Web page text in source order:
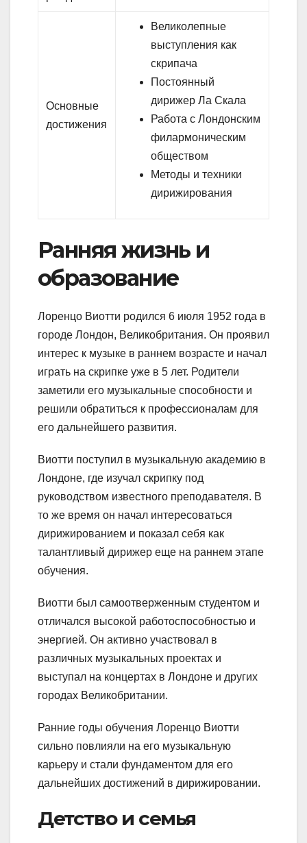
Основные
достижения
Великолепные
выступления как
скрипача
Постоянный
дирижер Ла Скала
Работа с Лондонским
филармоническим
обществом
Методы и техники
дирижирования
Ранняя жизнь и
образование
Лоренцо Виотти родился 6 июля 1952 года в
городе Лондон, Великобритания. Он проявил
интерес к музыке в раннем возрасте и начал
играть на скрипке уже в 5 лет. Родители
заметили его музыкальные способности и
решили обратиться к профессионалам для
его дальнейшего развития.
Виотти поступил в музыкальную академию в
Лондоне, где изучал скрипку под
руководством известного преподавателя. В
то же время он начал интересоваться
дирижированием и показал себя как
талантливый дирижер еще на раннем этапе
обучения.
Виотти был самоотверженным студентом и
отличался высокой работоспособностью и
энергией. Он активно участвовал в
различных музыкальных проектах и
выступал на концертах в Лондоне и других
городах Великобритании.
Ранние годы обучения Лоренцо Виотти
сильно повлияли на его музыкальную
карьеру и стали фундаментом для его
дальнейших достижений в дирижировании.
Детство и семья